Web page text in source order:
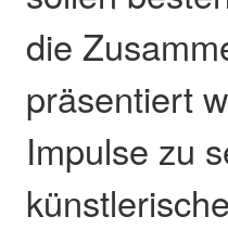
die
präsentiert
Impulse zu